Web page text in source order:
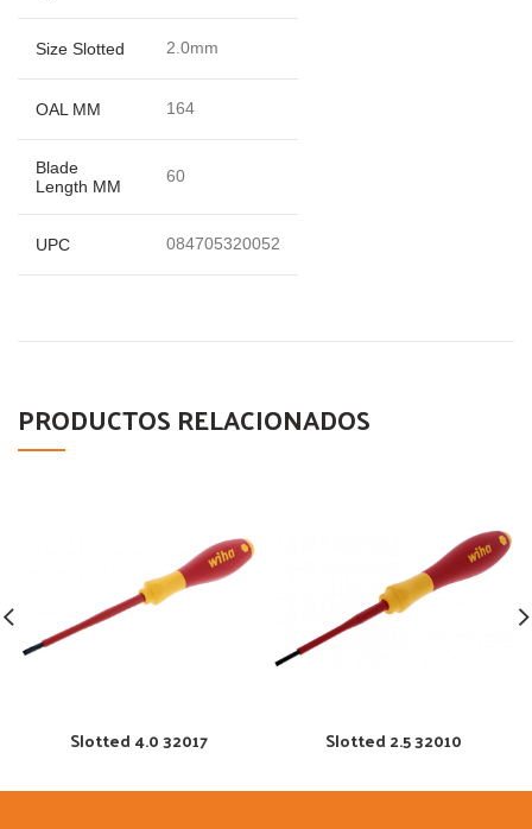
Size Slotted 2.0mm
OAL MM 164
Blade
Length MM
60
UPC 084705320052
PRODUCTOS RELACIONADOS
Slotted 4.0 32017 Slotted 2.5 32010